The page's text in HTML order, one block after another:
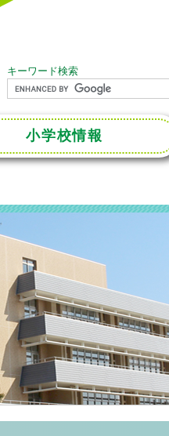
キーワード検索
小学校情報